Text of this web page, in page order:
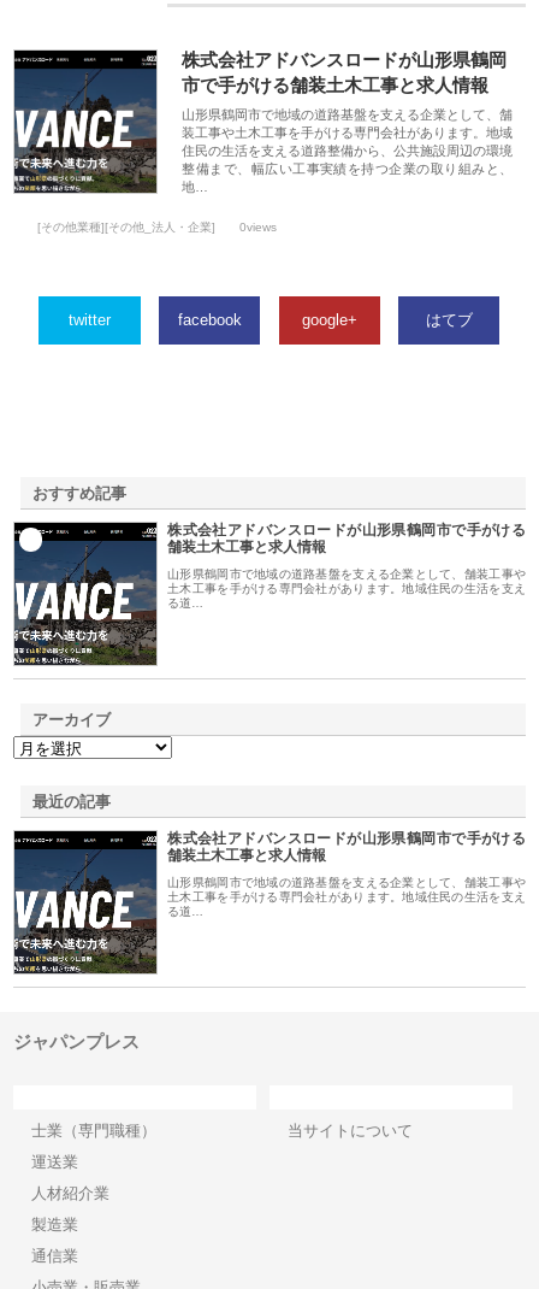
株式会社アドバンスロードが山形県鶴岡
市で手がける舗装土木工事と求人情報
山形県鶴岡市で地域の道路基盤を支える企業として、舗
装工事や土木工事を手がける専門会社があります。地域
住民の生活を支える道路整備から、公共施設周辺の環境
整備まで、幅広い工事実績を持つ企業の取り組みと、
地…
[その他業種][その他_法人・企業] 0views
twitter facebook google+ はてブ
おすすめ記事
株式会社アドバンスロードが山形県鶴岡市で手がける
舗装土木工事と求人情報
山形県鶴岡市で地域の道路基盤を支える企業として、舗装工事や
土木工事を手がける専門会社があります。地域住民の生活を支え
る道…
アーカイブ
最近の記事
株式会社アドバンスロードが山形県鶴岡市で手がける
舗装土木工事と求人情報
山形県鶴岡市で地域の道路基盤を支える企業として、舗装工事や
土木工事を手がける専門会社があります。地域住民の生活を支え
る道…
ジャパンプレス
士業（専門職種）
運送業
人材紹介業
製造業
通信業
当サイトについて